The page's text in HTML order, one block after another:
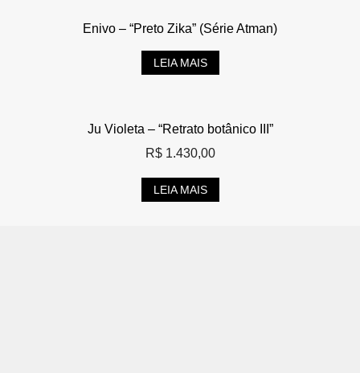
Enivo – “Preto Zika” (Série Atman)
LEIA MAIS
Ju Violeta – “Retrato botânico III”
R$1.430,00
LEIA MAIS